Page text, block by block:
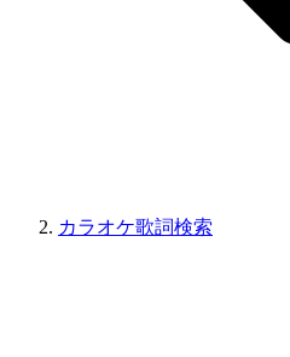
カラオケ歌詞検索